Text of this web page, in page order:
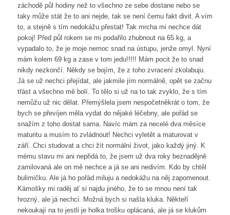
záchodě půl hodiny než to všechno ze sebe dostane nebo se
taky může stát že to ani nejde, tak se není čemu fakt divit. A vím
to, a stejně s tím nedokážu přestat! Tak mrcha mi nechce dát
pokoj! Před půl rokem se mi podařilo zhubnout na 65 kg, a
vypadalo to, že je moje nemoc snad na ústupu, jenže omyl. Nyní
mám kolem 69 kg a zase v tom jedu!!!!! Mám pocit že to snad
nikdy nezkončí. Někdy se bojím, že z toho zvracení zkolabuju.
Já se už nechci přejídat, ale jakmile jím normálně, opět se začnu
třást a všechno mě bolí. To tělo si už na to tak zvyklo, že s tím
nemůžu už nic dělat. Přemýšlela jsem nespočetněkrát o tom, že
bych se převíjen měla vydat do nějaké léčebny, ale pořád se
snažím z toho dostat sama. Navíc mám za necelé dva měsíce
maturitu a musím to zvládnout! Nechci vyletět a maturovat v
září. Chci studovat a chci žít normální život, jako každý jiný. K
mému stavu mi ani nepřidá to, že jsem už dva roky beznadějně
zamilovaná ale on mě nechce a já se ani nedivím. Kdo by chtěl
bulimičku. Ale já ho pořád miluju a nedokážu na něj zapomenout.
Kámošky mi raděj ať si najdu jiného, že to se mnou není tak
hrozný, ale já nechci. Možná bych si našla kluka. Někteří
nekoukají na to jestli je holka trošku oplácaná, ale já se klukům